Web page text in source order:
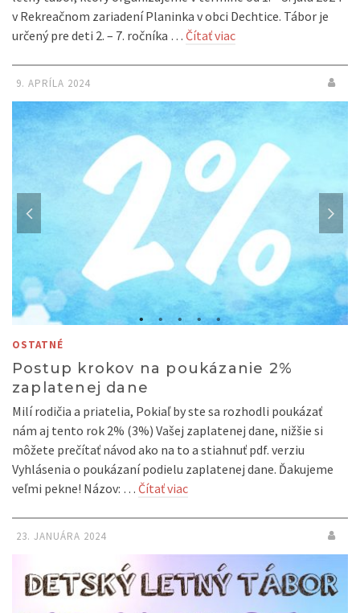
v Rekreačnom zariadení Planinka v obci Dechtice. Tábor je
určený pre deti 2. – 7. ročníka … Čítať viac
9. APRÍLA 2024
OSTATNÉ
Postup krokov na poukázanie 2%
zaplatenej dane
Milí rodičia a priatelia, Pokiaľ by ste sa rozhodli poukázať
nám aj tento rok 2% (3%) Vašej zaplatenej dane, nižšie si
môžete prečítať návod ako na to a stiahnuť pdf. verziu
Vyhlásenia o poukázaní podielu zaplatenej dane. Ďakujeme
veľmi pekne! Názov: … Čítať viac
23. JANUÁRA 2024